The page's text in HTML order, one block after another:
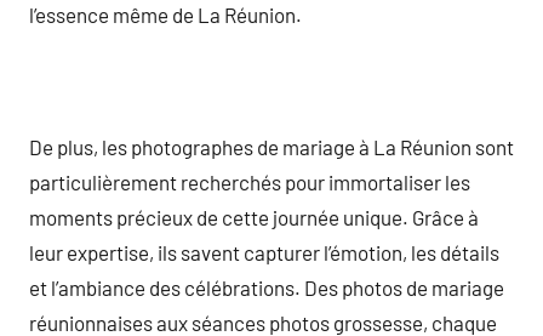
l’essence même de La Réunion.
De plus, les photographes de mariage à La Réunion sont
particulièrement recherchés pour immortaliser les
moments précieux de cette journée unique. Grâce à
leur expertise, ils savent capturer l’émotion, les détails
et l’ambiance des célébrations. Des photos de mariage
réunionnaises aux séances photos grossesse, chaque